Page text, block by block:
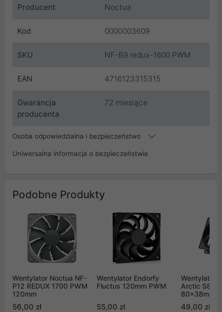
Producent Noctua
Kod 0000003609
SKU NF-B9 redux-1600 PWM
EAN 4716123315315
Gwarancja
producenta
72 miesiące
Osoba odpowiedzialna i bezpieczeństwo
Uniwersalna informacja o bezpieczeństwie
Podobne Produkty
Wentylator Noctua NF-
P12 REDUX 1700 PWM
120mm
56,00 zł
Wentylator Endorfy
Fluctus 120mm PWM
55,00 zł
Wentylator
Arctic
80x38mm
49,00 zł